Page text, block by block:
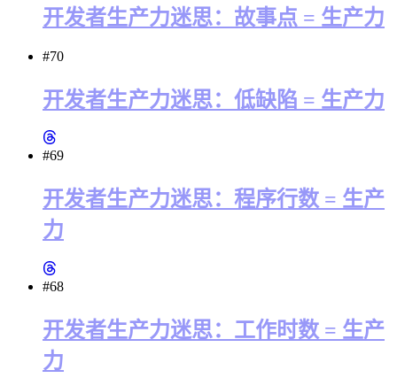
开发者生产力迷思：故事点 = 生产力
#70
开发者生产力迷思：低缺陷 = 生产力
#69
开发者生产力迷思：程序行数 = 生产
力
#68
开发者生产力迷思：工作时数 = 生产
力